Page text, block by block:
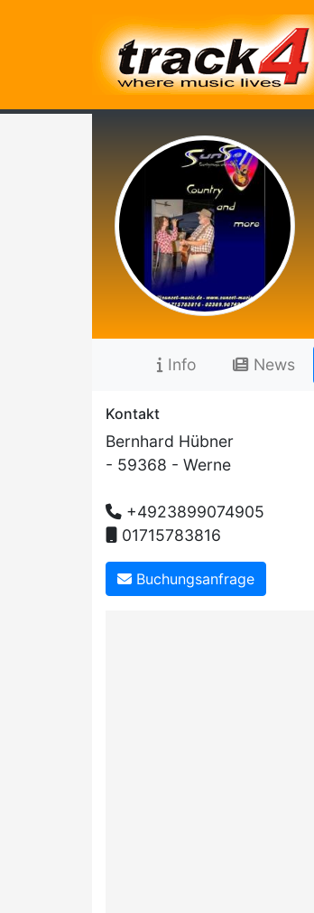
Info News
Kontakt
Bernhard Hübner
- 59368 - Werne
+4923899074905
01715783816
Buchungsanfrage